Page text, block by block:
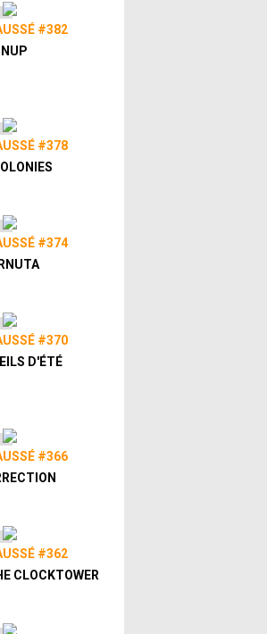
#382
#378
#374
#370
D'ÉTÉ
#366
#362
CLOCKTOWER